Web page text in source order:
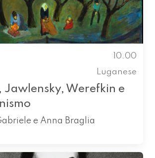
10.00
Luganese
Jawlensky, Werefkin e
e Anna Braglia